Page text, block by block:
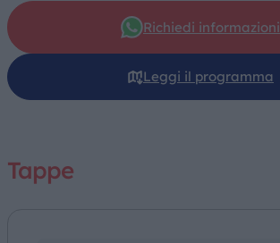
Richiedi informazioni
Leggi il programma
Tappe